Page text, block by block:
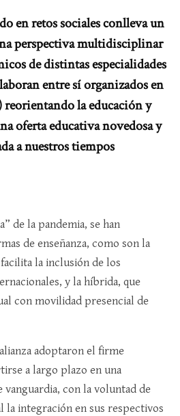
en retos sociales conlleva un
perspectiva multidisciplinar
de distintas especialidades
entre sí organizados en
reorientando la educación y
oferta educativa novedosa y
a nuestros tiempos
de la pandemia, se han
de enseñanza, como son la
la inclusión de los
y la híbrida, que
con movilidad presencial de
adoptaron el firme
a largo plazo en una
vanguardia, con la voluntad de
la integración en sus respectivos